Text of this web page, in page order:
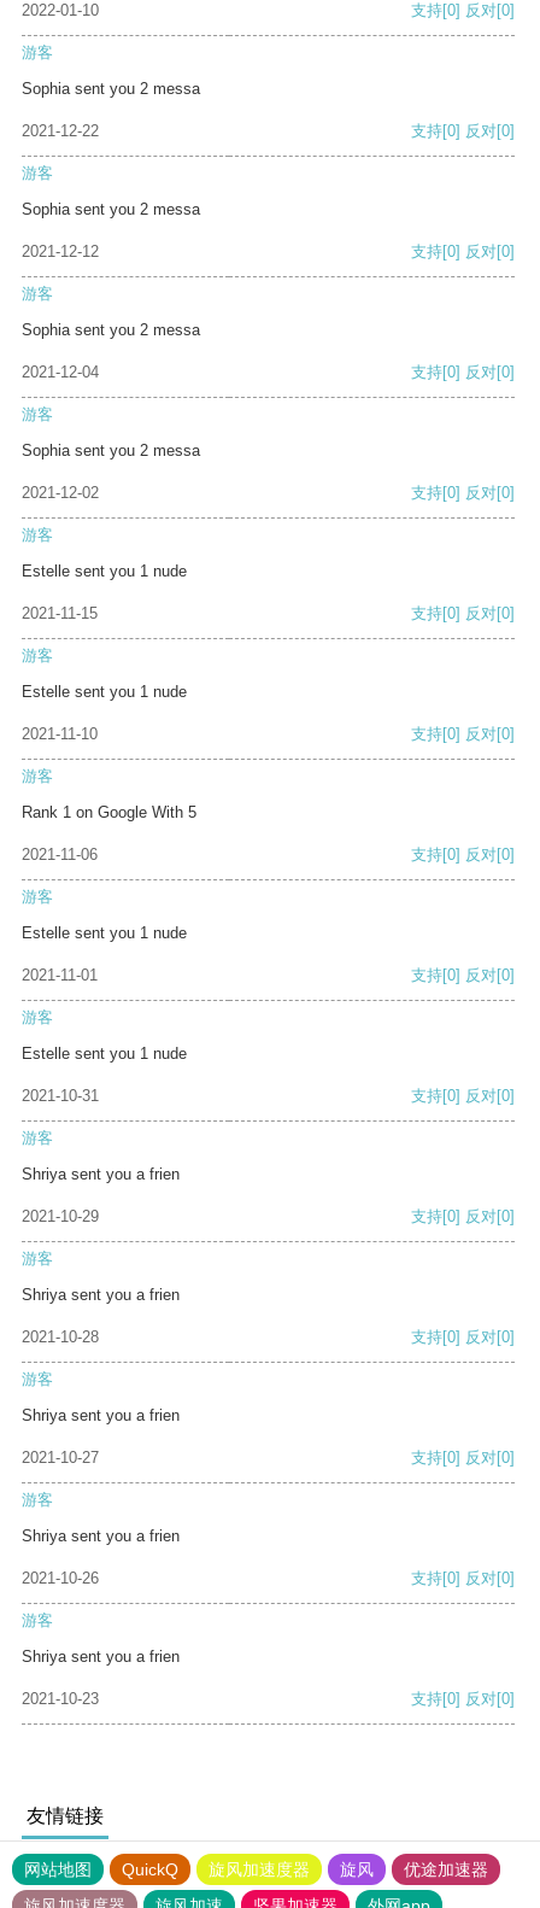
2022-01-10 支持[0] 反对[0]
游客
Sophia sent you 2 messa
2021-12-22 支持[0] 反对[0]
游客
Sophia sent you 2 messa
2021-12-12 支持[0] 反对[0]
游客
Sophia sent you 2 messa
2021-12-04 支持[0] 反对[0]
游客
Sophia sent you 2 messa
2021-12-02 支持[0] 反对[0]
游客
Estelle sent you 1 nude
2021-11-15 支持[0] 反对[0]
游客
Estelle sent you 1 nude
2021-11-10 支持[0] 反对[0]
游客
Rank 1 on Google With 5
2021-11-06 支持[0] 反对[0]
游客
Estelle sent you 1 nude
2021-11-01 支持[0] 反对[0]
游客
Estelle sent you 1 nude
2021-10-31 支持[0] 反对[0]
游客
Shriya sent you a frien
2021-10-29 支持[0] 反对[0]
游客
Shriya sent you a frien
2021-10-28 支持[0] 反对[0]
游客
Shriya sent you a frien
2021-10-27 支持[0] 反对[0]
游客
Shriya sent you a frien
2021-10-26 支持[0] 反对[0]
游客
Shriya sent you a frien
2021-10-23 支持[0] 反对[0]
友情链接
网站地图 QuickQ 旋风加速度器 旋风
优途加速器